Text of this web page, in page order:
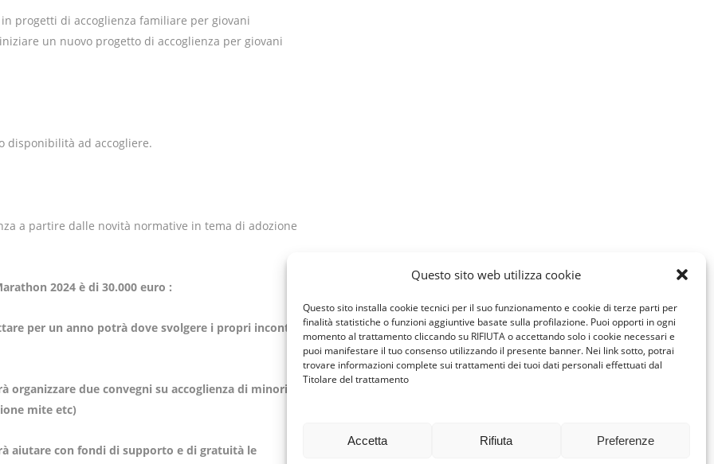
Questo sito web utilizza cookie
Questo sito installa cookie tecnici per il suo funzionamento e cookie di terze parti per
finalità statistiche o funzioni aggiuntive basate sulla profilazione. Puoi opporti in ogni
momento al trattamento cliccando su RIFIUTA o accettando solo i cookie necessari e
puoi manifestare il tuo consenso utilizzando il presente banner. Nei link sotto, potrai
trovare informazioni complete sui trattamenti dei tuoi dati personali effettuati dal
Titolare del trattamento
Accetta Rifiuta Preferenze
progetti di accoglienza familiare per giovani
un nuovo progetto di accoglienza per giovani
disponibilità ad accogliere.
a partire dalle novità normative in tema di adozione
2024 è di 30.000 euro :
per un anno potrà dove svolgere i propri incontri
organizzare due convegni su accoglienza di minori
mite etc)
aiutare con fondi di supporto e di gratuità le